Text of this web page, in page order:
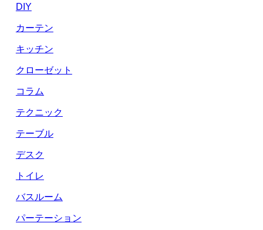
DIY
カーテン
キッチン
クローゼット
コラム
テクニック
テーブル
デスク
トイレ
バスルーム
パーテーション